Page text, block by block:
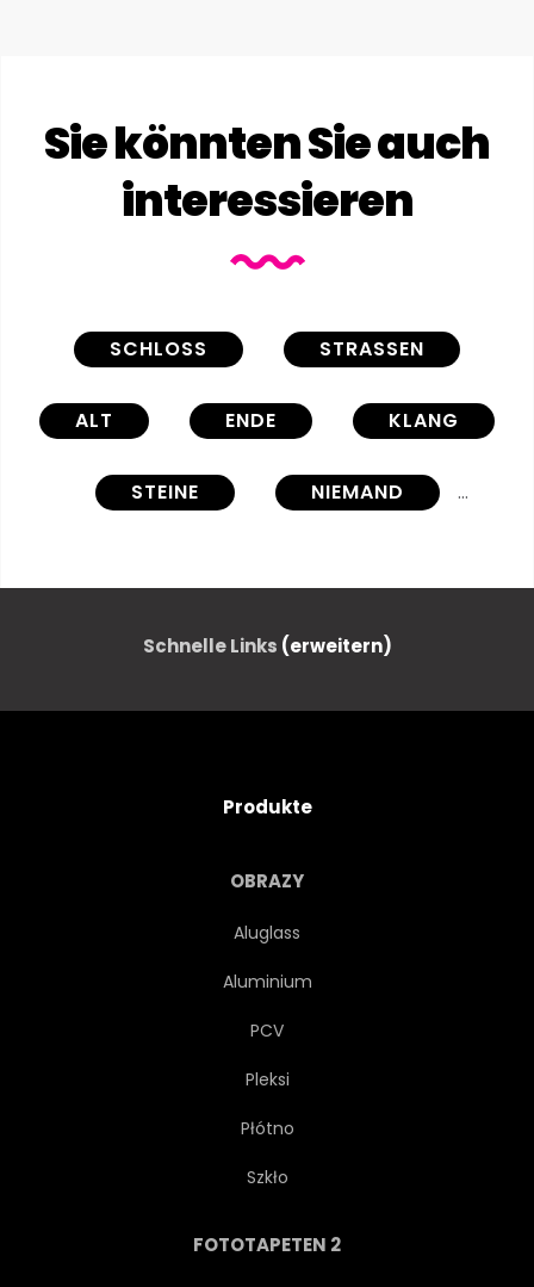
Sie könnten Sie auch
interessieren
SCHLOSS STRASSEN
ALT ENDE KLANG
STEINE NIEMAND
ORIENTIERUNGSPUNKT
WOLKEN BAUM
LANDSCHAFT
HORIZONTALE
Schnelle Links (erweitern)
Produkte
OBRAZY
Aluglass
Aluminium
PCV
Pleksi
Płótno
Szkło
FOTOTAPETEN 2